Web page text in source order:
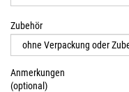
Zubehör
Anmerkungen
(optional)